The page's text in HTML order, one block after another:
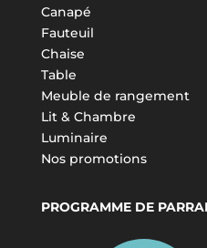
Canapé
Fauteuil
Chaise
Table
Meuble de rangement
Lit & Chambre
Luminaire
Nos promotions
PROGRAMME DE